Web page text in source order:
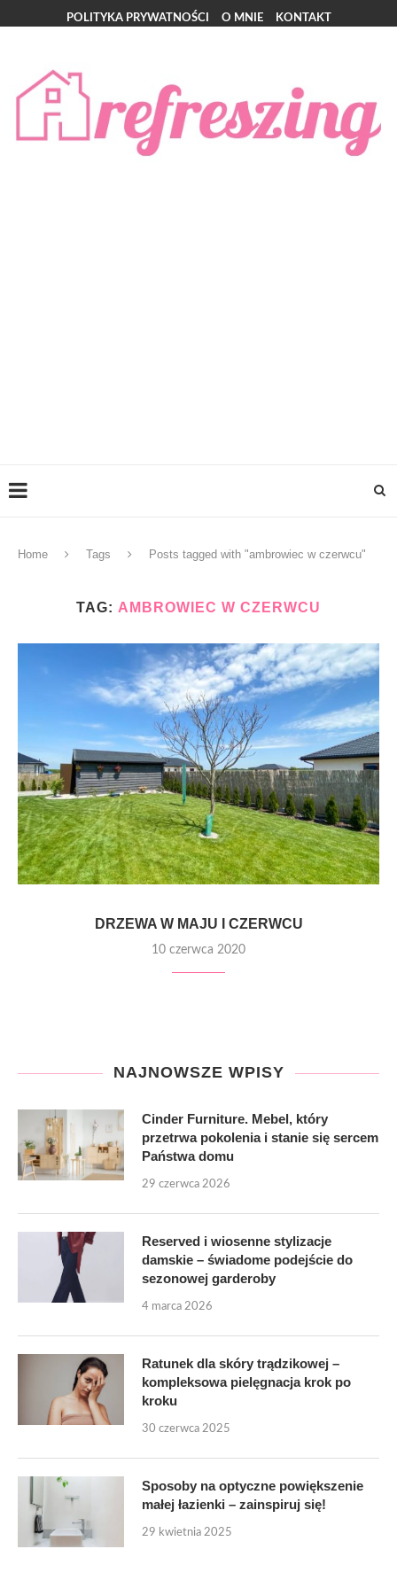
POLITYKA PRYWATNOŚCI O MNIE KONTAKT
Home Tags Posts tagged with "ambrowiec w czerwcu"
TAG: AMBROWIEC W CZERWCU
DRZEWA W MAJU I CZERWCU
10 czerwca 2020
NAJNOWSZE WPISY
Cinder Furniture. Mebel, który
przetrwa pokolenia i stanie się sercem
Państwa domu
29 czerwca 2026
Reserved i wiosenne stylizacje
damskie – świadome podejście do
sezonowej garderoby
4 marca 2026
Ratunek dla skóry trądzikowej –
kompleksowa pielęgnacja krok po
kroku
30 czerwca 2025
Sposoby na optyczne powiększenie
małej łazienki – zainspiruj się!
29 kwietnia 2025